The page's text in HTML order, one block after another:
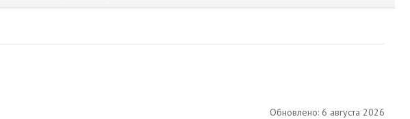
Обновлено: 6 августа 2026